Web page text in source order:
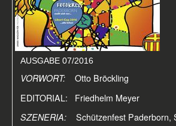
AUSGABE 07/2016
VORWORT:
Otto Bröckling
EDITORIAL: Friedhelm Meyer
SZENERIA: Schützenfest Paderborn,